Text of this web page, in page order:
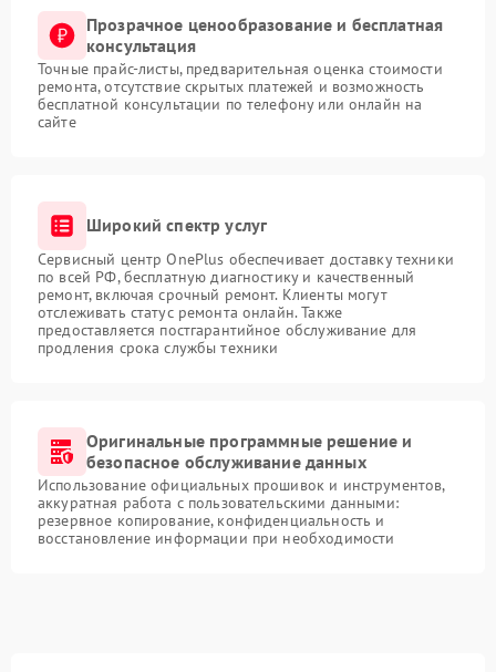
Прозрачное ценообразование и бесплатная
консультация
Точные прайс-листы, предварительная оценка стоимости
ремонта, отсутствие скрытых платежей и возможность
бесплатной консультации по телефону или онлайн на
сайте
Широкий спектр услуг
Сервисный центр OnePlus обеспечивает доставку техники
по всей РФ, бесплатную диагностику и качественный
ремонт, включая срочный ремонт. Клиенты могут
отслеживать статус ремонта онлайн. Также
предоставляется постгарантийное обслуживание для
продления срока службы техники
Оригинальные программные решение и
безопасное обслуживание данных
Использование официальных прошивок и инструментов,
аккуратная работа с пользовательскими данными:
резервное копирование, конфиденциальность и
восстановление информации при необходимости